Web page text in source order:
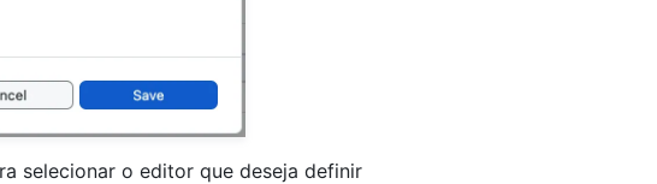
selecionar o editor que deseja definir